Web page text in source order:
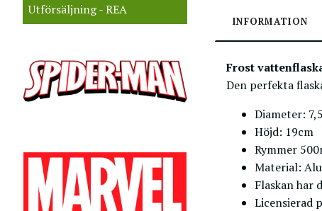
Utförsäljning - REA
INFORMATION
Frost
Den perfekta
Diameter:
Höjd: 19cm
Rymmer
Material:
Flaskan har
Licensierad